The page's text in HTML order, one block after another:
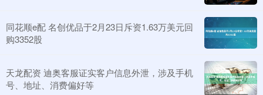
同花顺e配 名创优品于2月23日斥资1.63万美元回
购3352股
天龙配资 迪奥客服证实客户信息外泄，涉及手机
号、地址、消费偏好等